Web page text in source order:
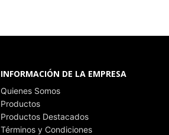
INFORMACIÓN DE LA EMPRESA
Quienes Somos
Productos
Productos Destacados
Términos y Condiciones